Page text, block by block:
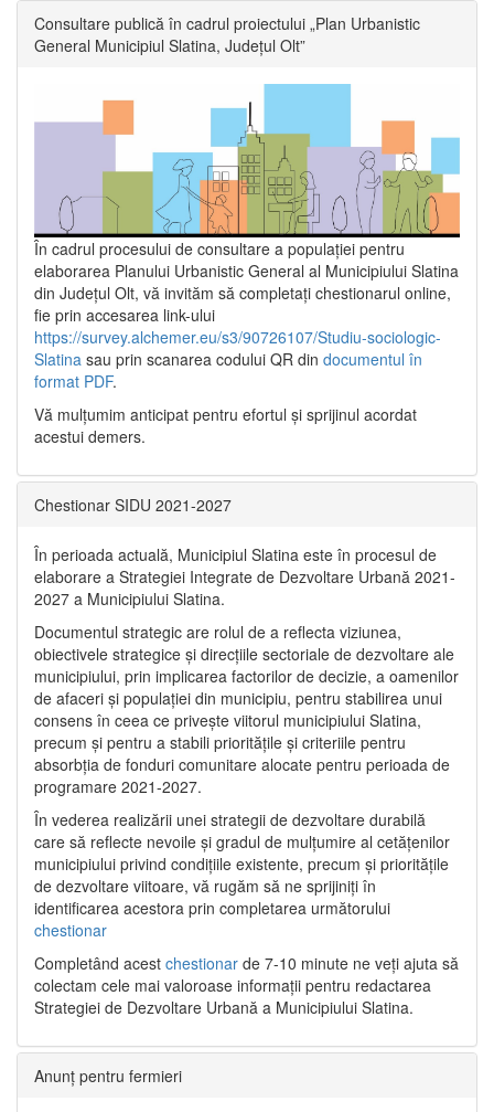
Consultare publică în cadrul proiectului „Plan Urbanistic
General Municipiul Slatina, Județul Olt”
În cadrul procesului de consultare a populaţiei pentru
elaborarea Planului Urbanistic General al Municipiului Slatina
din Județul Olt, vă invităm să completați chestionarul online,
fie prin accesarea link-ului
https://survey.alchemer.eu/s3/90726107/Studiu-sociologic-
Slatina sau prin scanarea codului QR din documentul în
format PDF.
Vă mulţumim anticipat pentru efortul şi sprijinul acordat
acestui demers.
Chestionar SIDU 2021-2027
În perioada actuală, Municipiul Slatina este în procesul de
elaborare a Strategiei Integrate de Dezvoltare Urbană 2021‐
2027 a Municipiului Slatina.
Documentul strategic are rolul de a reflecta viziunea,
obiectivele strategice și direcțiile sectoriale de dezvoltare ale
municipiului, prin implicarea factorilor de decizie, a oamenilor
de afaceri și populației din municipiu, pentru stabilirea unui
consens în ceea ce privește viitorul municipiului Slatina,
precum și pentru a stabili prioritățile și criteriile pentru
absorbția de fonduri comunitare alocate pentru perioada de
programare 2021-2027.
În vederea realizării unei strategii de dezvoltare durabilă
care să reflecte nevoile și gradul de mulțumire al cetățenilor
municipiului privind condițiile existente, precum și prioritățile
de dezvoltare viitoare, vă rugăm să ne sprijiniți în
identificarea acestora prin completarea următorului
chestionar
Completând acest chestionar de 7-10 minute ne veți ajuta să
colectam cele mai valoroase informații pentru redactarea
Strategiei de Dezvoltare Urbană a Municipiului Slatina.
Anunț pentru fermieri